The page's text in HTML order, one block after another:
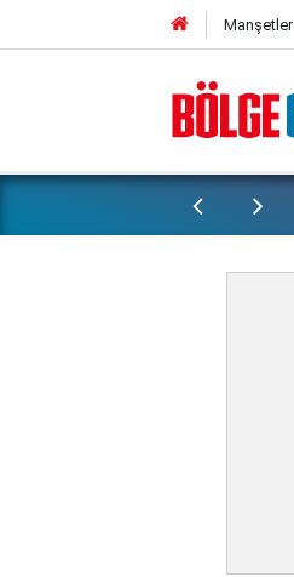
Manşetler
yapılan gizli planları deşifre etti!